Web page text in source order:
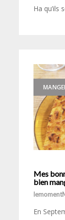
Ha qu’ils
Mes
bien
En